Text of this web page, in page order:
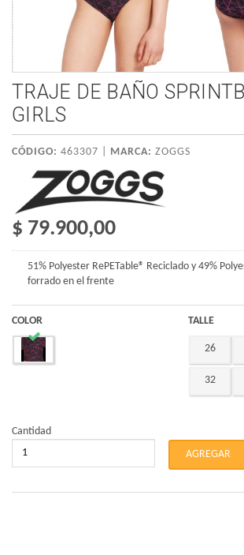
TRAJE DE BAÑO
GIRLS
CÓDIGO: 463307 | MARCA: ZOGGS
$ 79.900,00
51% Polyester RePETable® Reciclado y 49%
forrado en el frente
COLOR TALLE
26
32
Cantidad